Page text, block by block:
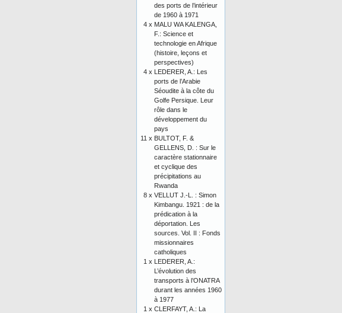
des ports de l’intérieur
de 1960 à 1971
4 x MALU WA KALENGA,
F.: Science et
technologie en Afrique
(histoire, leçons et
perspectives)
4 x LEDERER, A.: Les
ports de l’Arabie
Séoudite à la côte du
Golfe Persique. Leur
rôle dans le
développement du
pays
11 x BULTOT, F. &
GELLENS, D. : Sur le
caractère stationnaire
et cyclique des
précipitations au
Rwanda
8 x VELLUT J.-L. : Simon
Kimbangu. 1921 : de la
prédication à la
déportation. Les
sources. Vol. II : Fonds
missionnaires
catholiques
1 x LEDERER, A.:
L’évolution des
transports à l’ONATRA
durant les années 1960
à 1977
1 x CLERFAYT, A.: La